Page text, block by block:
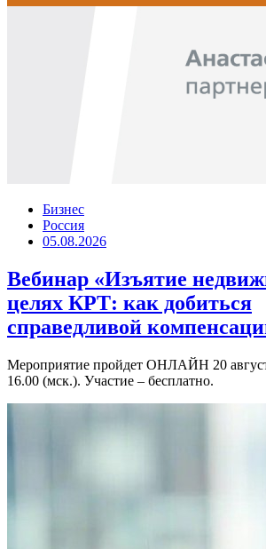
Бизнес
Россия
05.08.2026
Вебинар «Изъятие
целях КРТ: как добиться
справедливой
Мероприятие пройдет ОНЛАЙН 20
16.00 (мск.). Участие – бесплатно.